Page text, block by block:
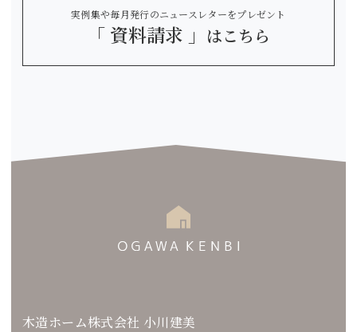
実例集や毎月発行のニュースレターをプレゼント
「 資料請求 」 はこちら
木造ホーム株式会社 小川建美